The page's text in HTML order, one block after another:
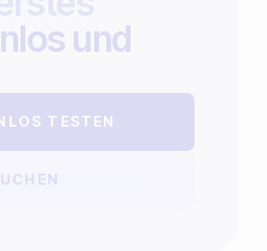
und
TESTEN